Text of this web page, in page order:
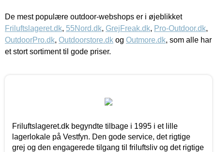
De mest populære outdoor-webshops er i øjeblikket
Friluftslageret.dk, 55Nord.dk, GrejFreak.dk, Pro-Outdoor.dk,
OutdoorPro.dk, Outdoorstore.dk og Outmore.dk, som alle har
et stort sortiment til gode priser.
Friluftslageret.dk begyndte tilbage i 1995 i et lille
lagerlokale på Vestfyn. Den gode service, det rigtige
grej og den engagerede tilgang til friluftsliv og det rigtige